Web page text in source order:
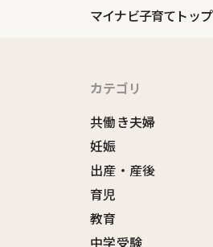
マイナビ子育てトップ
カテゴリ
共働き夫婦
妊娠
出産・産後
育児
教育
中学受験